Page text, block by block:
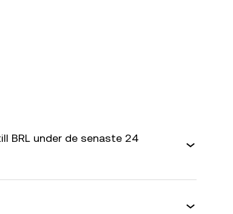
BRL under de senaste 24